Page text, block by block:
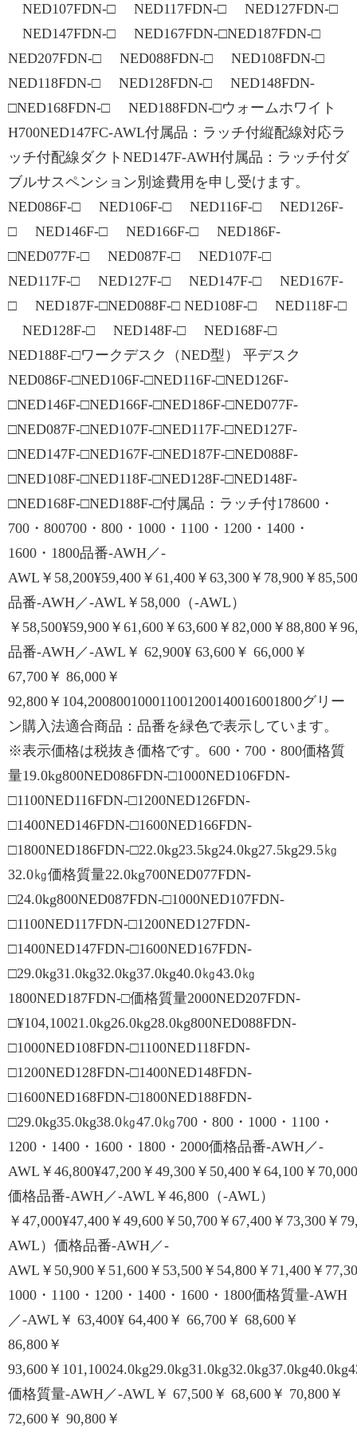
NED107FDN-□ NED117FDN-□ NED127FDN-□
NED147FDN-□ NED167FDN-□NED187FDN-□
NED207FDN-□ NED088FDN-□ NED108FDN-□
NED118FDN-□ NED128FDN-□ NED148FDN-
□NED168FDN-□ NED188FDN-□ウォームホワイト
H700NED147FC-AWL付属品：ラッチ付縦配線対応ラ
ッチ付配線ダクトNED147F-AWH付属品：ラッチ付ダ
ブルサスペンション別途費用を申し受けます。
NED086F-□ NED106F-□ NED116F-□ NED126F-
□ NED146F-□ NED166F-□ NED186F-
□NED077F-□ NED087F-□ NED107F-□
NED117F-□ NED127F-□ NED147F-□ NED167F-
□ NED187F-□NED088F-□ NED108F-□ NED118F-□
NED128F-□ NED148F-□ NED168F-□
NED188F-□ワークデスク（NED型） 平デスク
NED086F-□NED106F-□NED116F-□NED126F-
□NED146F-□NED166F-□NED186F-□NED077F-
□NED087F-□NED107F-□NED117F-□NED127F-
□NED147F-□NED167F-□NED187F-□NED088F-
□NED108F-□NED118F-□NED128F-□NED148F-
□NED168F-□NED188F-□付属品：ラッチ付178600・
700・800700・800・1000・1100・1200・1400・
1600・1800品番-AWH／-
AWL￥58,200¥59,400￥61,400￥63,300￥78,900￥
品番-AWH／-AWL￥58,000（-AWL）
￥58,500¥59,900￥61,600￥63,600￥82,000￥88,800￥
品番-AWH／-AWL￥ 62,900¥ 63,600￥ 66,000￥
67,700￥ 86,000￥
92,800￥104,200800100011001200140016001800グリー
ン購入法適合商品：品番を緑色で表示しています。
※表示価格は税抜き価格です。600・700・800価格質
量19.0kg800NED086FDN-□1000NED106FDN-
□1100NED116FDN-□1200NED126FDN-
□1400NED146FDN-□1600NED166FDN-
□1800NED186FDN-□22.0kg23.5kg24.0kg27.5kg29.5㎏
32.0㎏価格質量22.0kg700NED077FDN-
□24.0kg800NED087FDN-□1000NED107FDN-
□1100NED117FDN-□1200NED127FDN-
□1400NED147FDN-□1600NED167FDN-
□29.0kg31.0kg32.0kg37.0kg40.0㎏43.0㎏
1800NED187FDN-□価格質量2000NED207FDN-
□¥104,10021.0kg26.0kg28.0kg800NED088FDN-
□1000NED108FDN-□1100NED118FDN-
□1200NED128FDN-□1400NED148FDN-
□1600NED168FDN-□1800NED188FDN-
□29.0kg35.0kg38.0㎏47.0㎏700・800・1000・1100・
1200・1400・1600・1800・2000価格品番-AWH／-
AWL￥46,800¥47,200￥49,300￥50,400￥64,100￥
価格品番-AWH／-AWL￥46,800（-AWL）
￥47,000¥47,400￥49,600￥50,700￥67,400￥73,300￥
AWL）価格品番-AWH／-
AWL￥50,900￥51,600￥53,500￥54,800￥71,400￥
1000・1100・1200・1400・1600・1800価格質量-AWH
／-AWL￥ 63,400¥ 64,400￥ 66,700￥ 68,600￥
86,800￥
93,600￥
価格質量-AWH／-AWL￥ 67,500￥ 68,600￥ 70,800￥
72,600￥ 90,800￥